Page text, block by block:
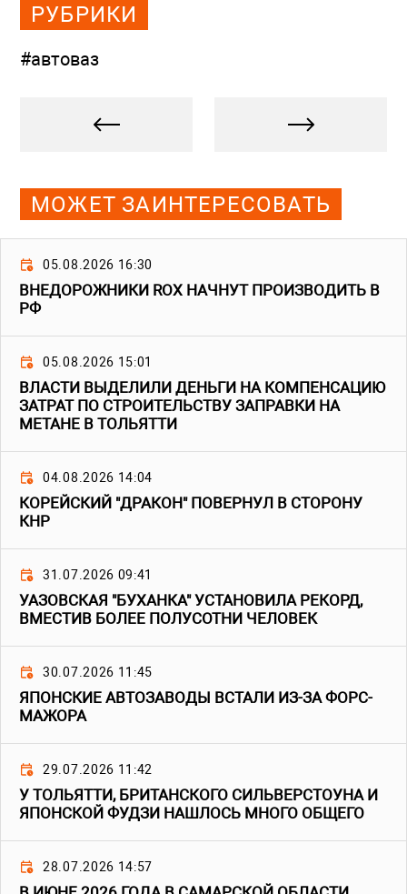
РУБРИКИ
#автоваз
МОЖЕТ ЗАИНТЕРЕСОВАТЬ
05.08.2026 16:30
ВНЕДОРОЖНИКИ ROX НАЧНУТ ПРОИЗВОДИТЬ В
РФ
05.08.2026 15:01
ВЛАСТИ ВЫДЕЛИЛИ ДЕНЬГИ НА КОМПЕНСАЦИЮ
ЗАТРАТ ПО СТРОИТЕЛЬСТВУ ЗАПРАВКИ НА
МЕТАНЕ В ТОЛЬЯТТИ
04.08.2026 14:04
КОРЕЙСКИЙ "ДРАКОН" ПОВЕРНУЛ В СТОРОНУ
КНР
31.07.2026 09:41
УАЗОВСКАЯ "БУХАНКА" УСТАНОВИЛА РЕКОРД,
ВМЕСТИВ БОЛЕЕ ПОЛУСОТНИ ЧЕЛОВЕК
30.07.2026 11:45
ЯПОНСКИЕ АВТОЗАВОДЫ ВСТАЛИ ИЗ-ЗА ФОРС-
МАЖОРА
29.07.2026 11:42
У ТОЛЬЯТТИ, БРИТАНСКОГО СИЛЬВЕРСТОУНА И
ЯПОНСКОЙ ФУДЗИ НАШЛОСЬ МНОГО ОБЩЕГО
28.07.2026 14:57